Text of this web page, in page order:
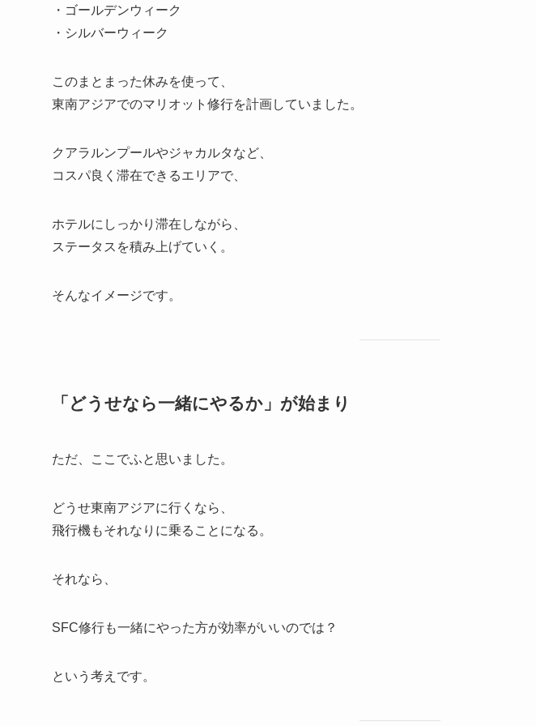
・ゴールデンウィーク
・シルバーウィーク
このまとまった休みを使って、
東南アジアでのマリオット修行を計画していました。
クアラルンプールやジャカルタなど、
コスパ良く滞在できるエリアで、
ホテルにしっかり滞在しながら、
ステータスを積み上げていく。
そんなイメージです。
「どうせなら一緒にやるか」が始まり
ただ、ここでふと思いました。
どうせ東南アジアに行くなら、
飛行機もそれなりに乗ることになる。
それなら、
SFC修行も一緒にやった方が効率がいいのでは？
という考えです。